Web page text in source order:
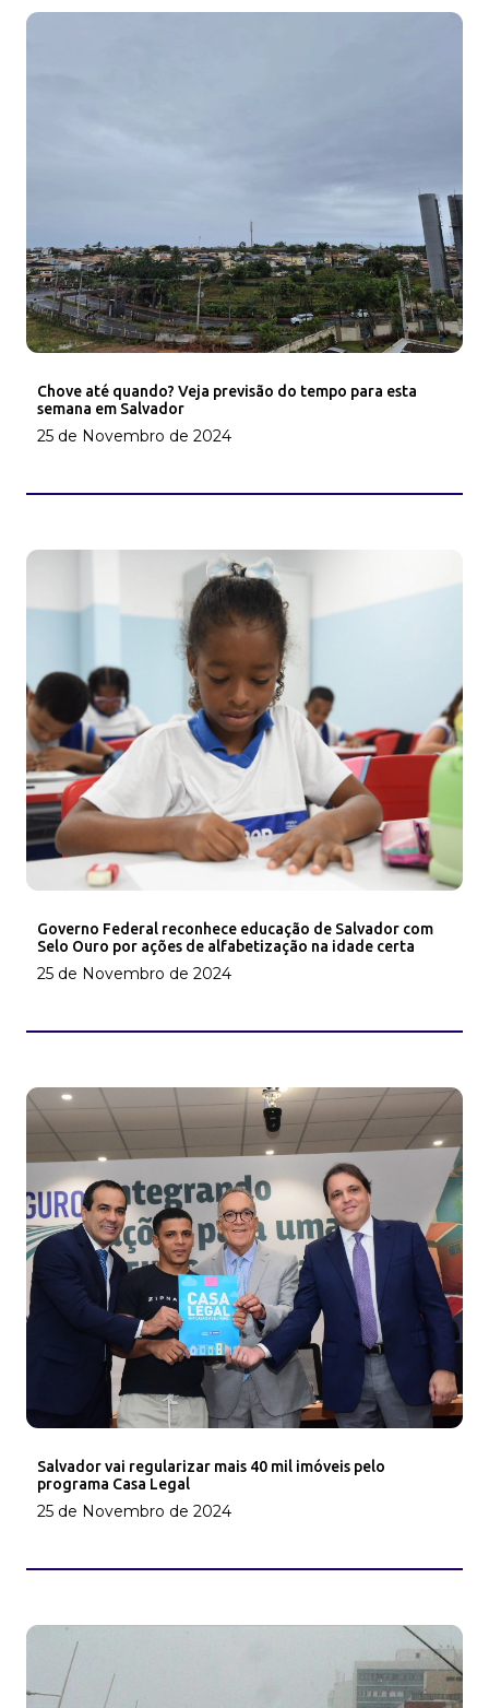
Chove até quando? Veja previsão do tempo para esta
semana em Salvador
25 de Novembro de 2024
Governo Federal reconhece educação de Salvador com
Selo Ouro por ações de alfabetização na idade certa
25 de Novembro de 2024
Salvador vai regularizar mais 40 mil imóveis pelo
programa Casa Legal
25 de Novembro de 2024